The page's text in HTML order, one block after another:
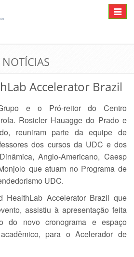
Toggle
NOTÍCIAS
Accelerator Brazil
e o Pró-reitor do Centro
Rosicler Hauagge do Prado e
reuniram parte da equipe de
dos cursos da UDC e dos
Anglo-Americano, Caesp
que atuam no Programa de
UDC.
HealthLab Accelerator Brazil que
assistiu à apresentação feita
do novo cronograma e espaço
para o Acelerador de